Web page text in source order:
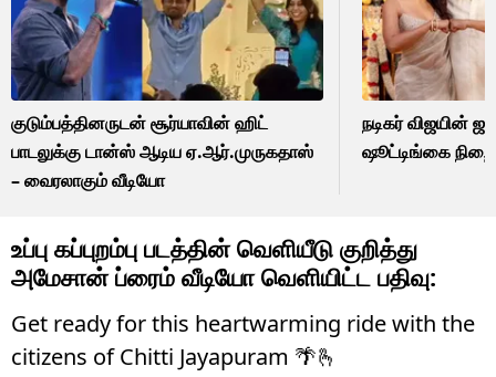
குடும்பத்தினருடன் சூர்யாவின் ஹிட்
பாடலுக்கு டான்ஸ் ஆடிய ஏ.ஆர்.முருகதாஸ்
– வைரலாகும் வீடியோ
நடிகர் விஜயின்
ஷூட்டிங்கை
உப்பு கப்புறம்பு படத்தின் வெளியீடு குறித்து
அமேசான் ப்ரைம் வீடியோ வெளியிட்ட பதிவு:
Get ready for this heartwarming ride with the
citizens of Chitti Jayapuram 🌴🫰